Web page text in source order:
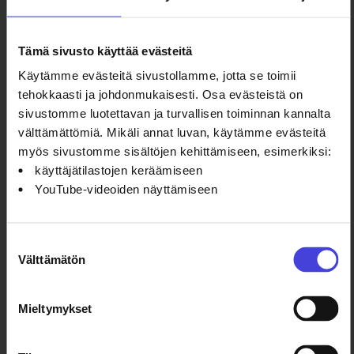
Tämä sivusto käyttää evästeitä
Käytämme evästeitä sivustollamme, jotta se toimii
tehokkaasti ja johdonmukaisesti. Osa evästeistä on
sivustomme luotettavan ja turvallisen toiminnan kannalta
välttämättömiä. Mikäli annat luvan, käytämme evästeitä
myös sivustomme sisältöjen kehittämiseen, esimerkiksi:
käyttäjätilastojen keräämiseen
YouTube-videoiden näyttämiseen
valinta
Välttämätön
Mieltymykset
konseptia on
sovellettu yli
40
kaupungissa
ympäri
maailman.
helmikuussa
maailmanlaajuinen
Maailmalla menestynyt 100 % City
saa Suomen ensi-iltansa Oulussa
14. elokuuta
6.8.2026